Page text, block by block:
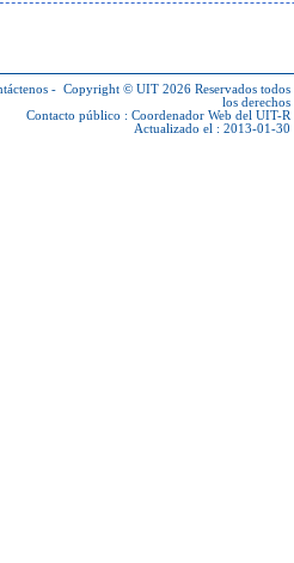
- Copyright © UIT 2026 Reservados todos
los derechos
Contacto público : Coordenador Web del UIT-R
Actualizado el : 2013-01-30